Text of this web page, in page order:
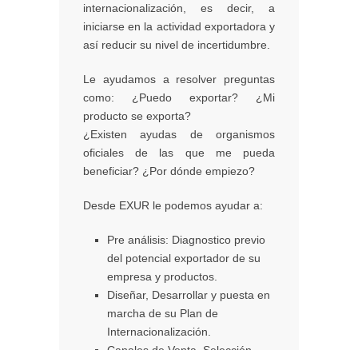
internacionalización, es decir, a
iniciarse en la actividad exportadora y
así reducir su nivel de incertidumbre.
Le ayudamos a resolver preguntas
como: ¿Puedo exportar? ¿Mi
producto se exporta?
¿Existen ayudas de organismos
oficiales de las que me pueda
beneficiar? ¿Por dónde empiezo?
Desde EXUR le podemos ayudar a:
Pre análisis: Diagnostico previo
del potencial exportador de su
empresa y productos.
Diseñar, Desarrollar y puesta en
marcha de su Plan de
Internacionalización.